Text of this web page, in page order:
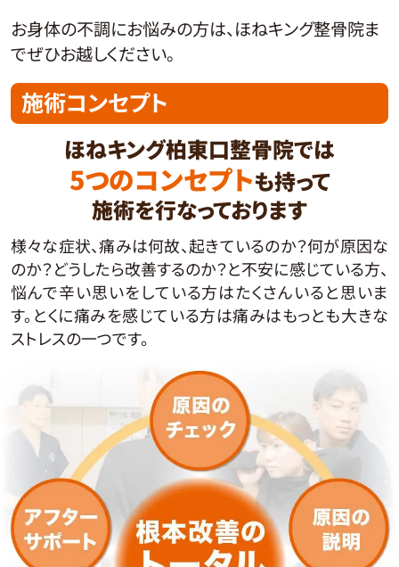
お身体の不調にお悩みの方は、ほねキング整骨院ま
でぜひお越しください。
施術コンセプト
ほねキング柏東口整骨院では
5つのコンセプトも持って
施術を行なっております
様々な症状、痛みは何故、起きているのか？何が原因な
のか？どうしたら改善するのか？と不安に感じている方、
悩んで辛い思いをしている方はたくさんいると思いま
す。とくに痛みを感じている方は痛みはもっとも大きな
ストレスの一つです。